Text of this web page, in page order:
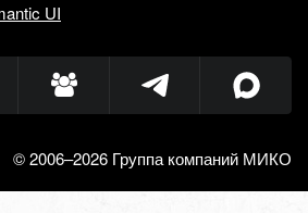
UI
© 2006–2026 Группа компаний МИКО